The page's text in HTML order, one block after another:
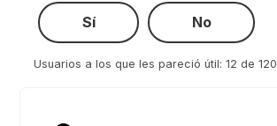
Sí No
Usuarios a los que les pareció útil: 12 de 120